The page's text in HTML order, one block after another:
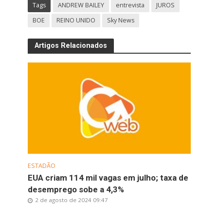
Tags ANDREW BAILEY entrevista
JUROS
BOE
REINO UNIDO Sky News
Artigos Relacionados
ESTADÃO
EUA criam 114 mil vagas em julho; taxa de
desemprego sobe a 4,3%
2 de agosto de 2024 09:47